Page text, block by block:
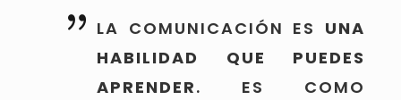
LA COMUNICACIÓN ES UNA
HABILIDAD QUE PUEDES
APRENDER. ES COMO